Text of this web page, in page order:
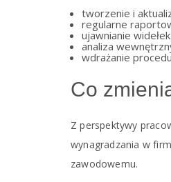
tworzenie i
regularne
ujawnianie
analiza
wdrażanie
Co
Z perspektywy
wynagradzania w
zawodowemu.